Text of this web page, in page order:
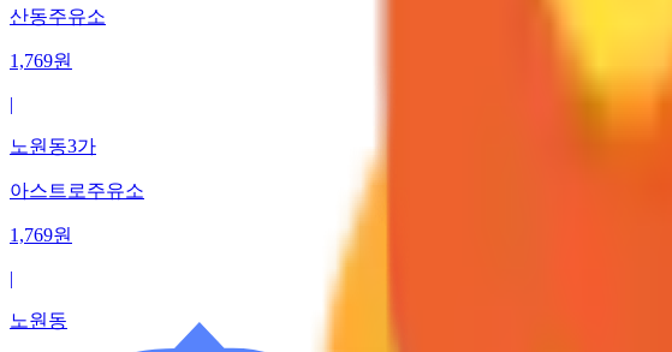
산동주유소
1,769원
|
노원동3가
아스트로주유소
1,769원
|
노원동